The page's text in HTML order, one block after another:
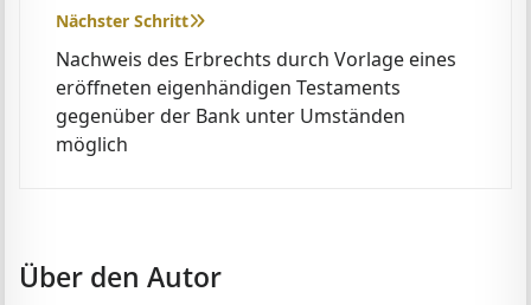
Nächster Schritt
Nachweis des Erbrechts durch Vorlage eines
eröffneten eigenhändigen Testaments
gegenüber der Bank unter Umständen
möglich
Über den Autor